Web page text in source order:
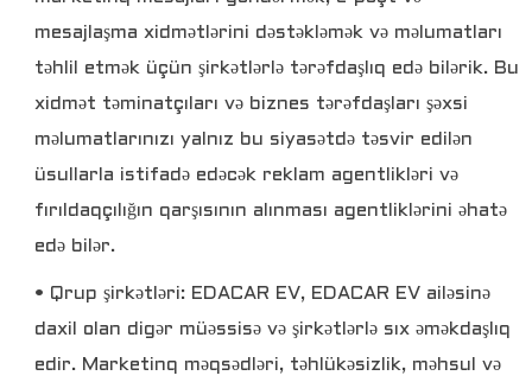
mesajlaşma xidmətlərini dəstəkləmək və məlumatları
təhlil etmək üçün şirkətlərlə tərəfdaşlıq edə bilərik. Bu
xidmət təminatçıları və biznes tərəfdaşları şəxsi
məlumatlarınızı yalnız bu siyasətdə təsvir edilən
üsullarla istifadə edəcək reklam agentlikləri və
fırıldaqçılığın qarşısının alınması agentliklərini əhatə
edə bilər.
• Qrup şirkətləri: EDACAR EV, EDACAR EV ailəsinə
daxil olan digər müəssisə və şirkətlərlə sıx əməkdaşlıq
edir. Marketinq məqsədləri, təhlükəsizlik, məhsul və